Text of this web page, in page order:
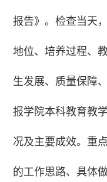
报告》。检查当天
地位、培养过程、
生发展、质量保障
报学院本科教育教
况及主要成效。重
的工作思路、具体